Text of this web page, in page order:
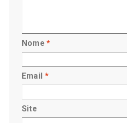
Nome*
Email *
Site